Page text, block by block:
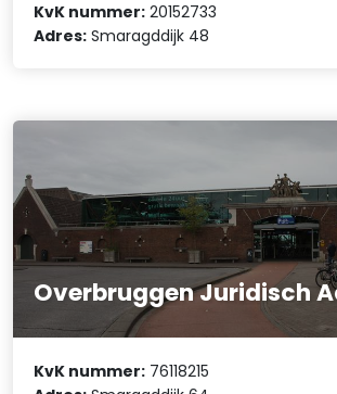
KvK nummer: 20152733
Adres: Smaragddijk 48
Overbruggen Juridisch
KvK nummer: 76118215